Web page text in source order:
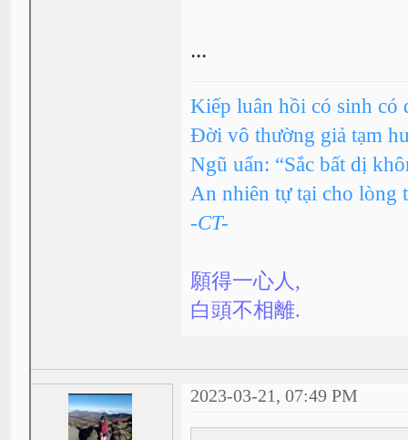
...
Kiếp luân hồi có sinh có
Đời vô thường giả tạm
Ngũ uẩn: “Sắc bất dị
An nhiên tự tại cho lòng
-CT-
願得一心人,
白頭不相離.
2023-03-21, 07:49 PM